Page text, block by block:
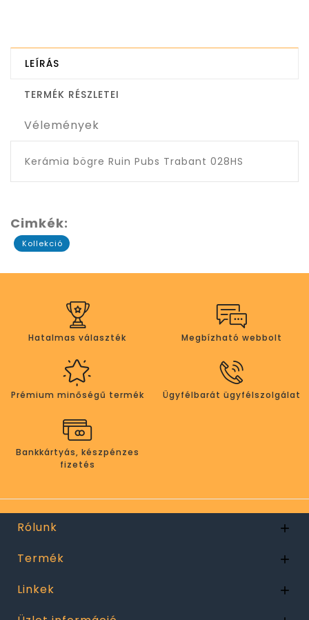
LEÍRÁS
TERMÉK RÉSZLETEI
Vélemények
Kerámia bögre Ruin Pubs Trabant 028HS
Cimkék:
Kollekció
Hatalmas választék Megbízható webbolt
Prémium minőségű termék Ügyfélbarát ügyfélszolgálat
Bankkártyás, készpénzes
fizetés
Rólunk 
Termék 
Linkek 